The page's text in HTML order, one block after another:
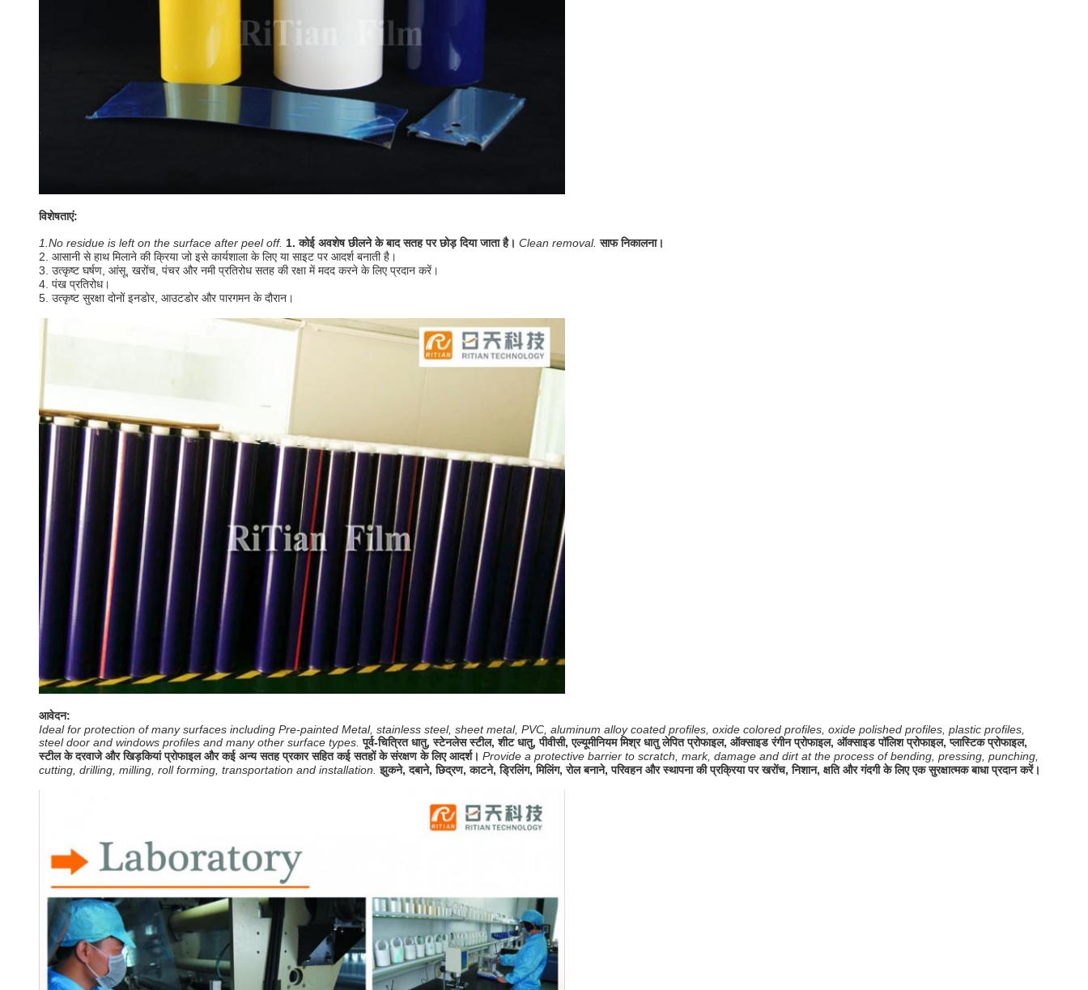
विशेषताएं:
1.No residue is left on the surface after peel off. 1. कोई अवशेष छीलने के बाद सतह पर छोड़ दिया जाता है। Clean removal. साफ निकालना।
2. आसानी से हाथ मिलाने की क्रिया जो इसे कार्यशाला के लिए या साइट पर आदर्श बनाती है।
3. उत्कृष्ट घर्षण, आंसू, खरोंच, पंचर और नमी प्रतिरोध सतह की रक्षा में मदद करने के लिए प्रदान करें।
4. पंख प्रतिरोध।
5. उत्कृष्ट सुरक्षा दोनों इनडोर, आउटडोर और पारगमन के दौरान।
आवेदन:
Ideal for protection of many surfaces including Pre-painted Metal, stainless steel, sheet metal, PVC, aluminum alloy coated profiles, oxide colored profiles, oxide polished profiles, plastic profiles,
steel door and windows profiles and many other surface types. पूर्व-चित्रित धातु, स्टेनलेस स्टील, शीट धातु, पीवीसी, एल्यूमीनियम मिश्र धातु लेपित प्रोफाइल, ऑक्साइड रंगीन प्रोफाइल, ऑक्साइड पॉलिश प्रोफाइल, प्लास्टिक प्रोफाइल,
स्टील के दरवाजे और खिड़कियां प्रोफाइल और कई अन्य सतह प्रकार सहित कई सतहों के संरक्षण के लिए आदर्श। Provide a protective barrier to scratch, mark, damage and dirt at the process of bending, pressing, punching,
cutting, drilling, milling, roll forming, transportation and installation. झुकने, दबाने, छिद्रण, काटने, ड्रिलिंग, मिलिंग, रोल बनाने, परिवहन और स्थापना की प्रक्रिया पर खरोंच, निशान, क्षति और गंदगी के लिए एक सुरक्षात्मक बाधा प्रदान करें।